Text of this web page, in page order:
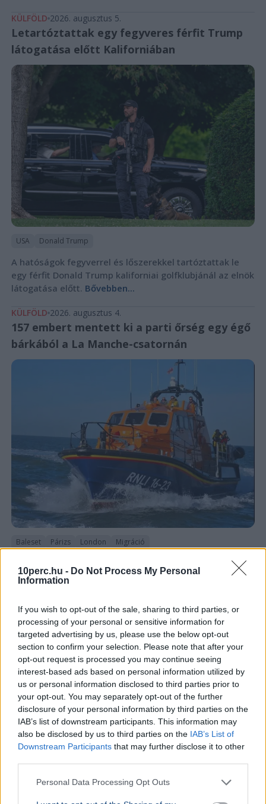
10perc.hu - Do Not Process My Personal
Information
If you wish to opt-out of the sale, sharing to third parties, or
processing of your personal or sensitive information for
targeted advertising by us, please use the below opt-out
section to confirm your selection. Please note that after your
opt-out request is processed you may continue seeing
interest-based ads based on personal information utilized by
us or personal information disclosed to third parties prior to
your opt-out. You may separately opt-out of the further
disclosure of your personal information by third parties on the
IAB’s list of downstream participants. This information may
also be disclosed by us to third parties on the IAB’s List of
Downstream Participants that may further disclose it to other
Personal Data Processing Opt Outs
KÜLFÖLD 2026. augusztus 5.
Letartóztattak egy fegyveres férfit Trump
látogatása előtt Kaliforniában
USA Donald Trump
A hatóságok fegyverrel és lőszerekkel tartóztattak le
egy férfit Donald Trump kaliforniai golfklubjánál az elnök
látogatása előtt. Bővebben...
KÜLFÖLD 2026. augusztus 4.
157 embert mentett ki a parti őrség egy égő
bárkából a La Manche-csatornán
Baleset Párizs London Migráció
Kigyulladt egy illegális bevándorlókat szállító bárka a La
Manche-csatornán, a francia és brit parti őrség 157
Németország